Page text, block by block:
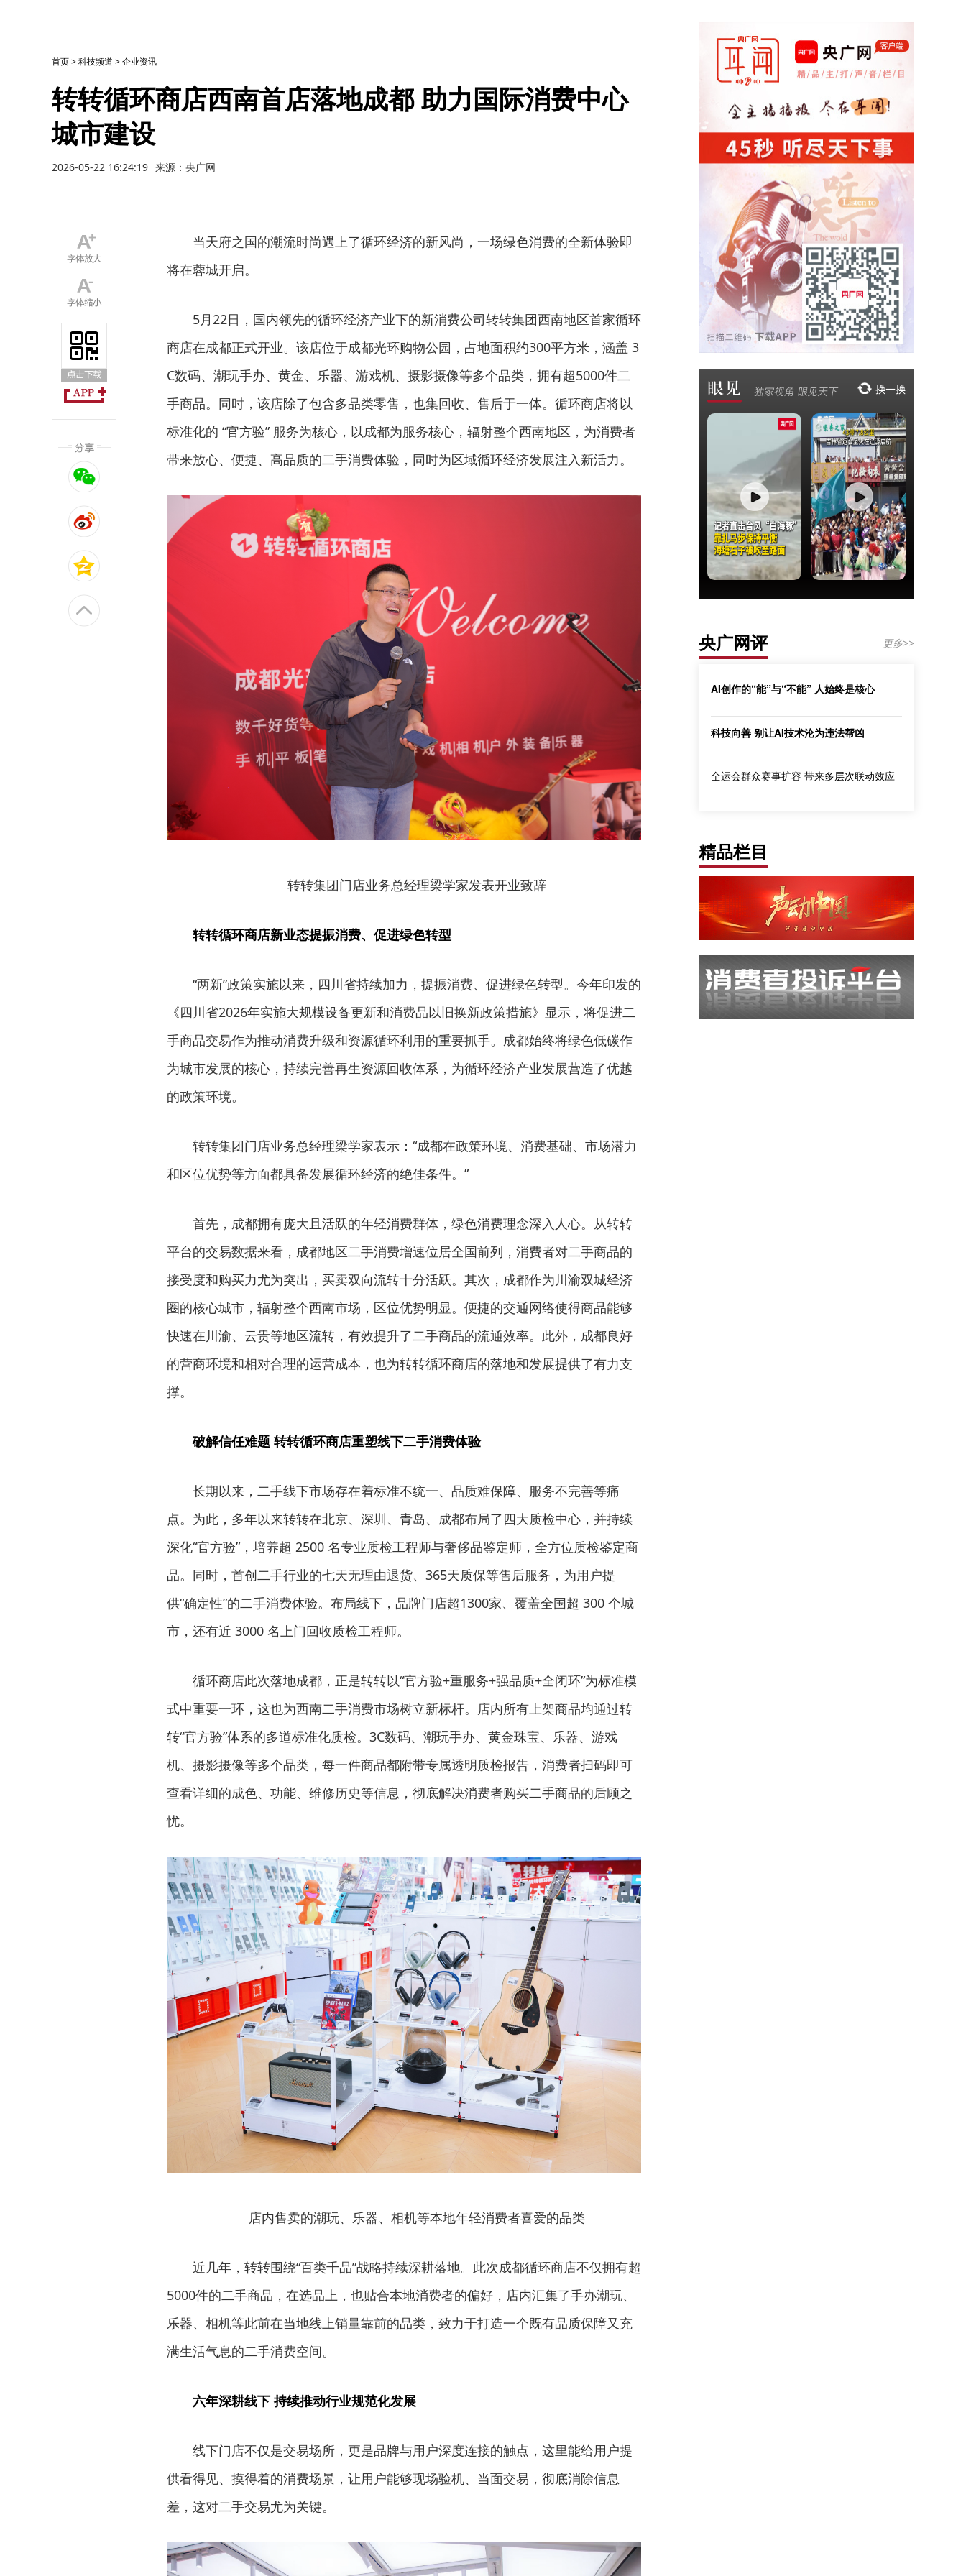
首页>科技频道 >企业资讯
转转循环商店西南首店落地成都 助力国际消费中心
城市建设
2026-05-22 16:24:19 来源：央广网
当天府之国的潮流时尚遇上了循环经济的新风尚，一场绿色消费的全新体验即
将在蓉城开启。
5月22日，国内领先的循环经济产业下的新消费公司转转集团西南地区首家循环
商店在成都正式开业。该店位于成都光环购物公园，占地面积约300平方米，涵盖 3
C数码、潮玩手办、黄金、乐器、游戏机、摄影摄像等多个品类，拥有超5000件二
手商品。同时，该店除了包含多品类零售，也集回收、售后于一体。循环商店将以
标准化的 “官方验” 服务为核心，以成都为服务核心，辐射整个西南地区，为消费者
带来放心、便捷、高品质的二手消费体验，同时为区域循环经济发展注入新活力。
转转集团门店业务总经理梁学家发表开业致辞
转转循环商店新业态提振消费、促进绿色转型
“两新”政策实施以来，四川省持续加力，提振消费、促进绿色转型。今年印发的
《四川省2026年实施大规模设备更新和消费品以旧换新政策措施》显示，将促进二
手商品交易作为推动消费升级和资源循环利用的重要抓手。成都始终将绿色低碳作
为城市发展的核心，持续完善再生资源回收体系，为循环经济产业发展营造了优越
的政策环境。
转转集团门店业务总经理梁学家表示：“成都在政策环境、消费基础、市场潜力
和区位优势等方面都具备发展循环经济的绝佳条件。”
首先，成都拥有庞大且活跃的年轻消费群体，绿色消费理念深入人心。从转转
平台的交易数据来看，成都地区二手消费增速位居全国前列，消费者对二手商品的
接受度和购买力尤为突出，买卖双向流转十分活跃。其次，成都作为川渝双城经济
圈的核心城市，辐射整个西南市场，区位优势明显。便捷的交通网络使得商品能够
快速在川渝、云贵等地区流转，有效提升了二手商品的流通效率。此外，成都良好
的营商环境和相对合理的运营成本，也为转转循环商店的落地和发展提供了有力支
撑。
破解信任难题 转转循环商店重塑线下二手消费体验
长期以来，二手线下市场存在着标准不统一、品质难保障、服务不完善等痛
点。为此，多年以来转转在北京、深圳、青岛、成都布局了四大质检中心，并持续
深化“官方验”，培养超 2500 名专业质检工程师与奢侈品鉴定师，全方位质检鉴定商
品。同时，首创二手行业的七天无理由退货、365天质保等售后服务，为用户提
供“确定性”的二手消费体验。布局线下，品牌门店超1300家、覆盖全国超 300 个城
市，还有近 3000 名上门回收质检工程师。
循环商店此次落地成都，正是转转以“官方验+重服务+强品质+全闭环”为标准模
式中重要一环，这也为西南二手消费市场树立新标杆。店内所有上架商品均通过转
转“官方验”体系的多道标准化质检。3C数码、潮玩手办、黄金珠宝、乐器、游戏
机、摄影摄像等多个品类，每一件商品都附带专属透明质检报告，消费者扫码即可
查看详细的成色、功能、维修历史等信息，彻底解决消费者购买二手商品的后顾之
忧。
店内售卖的潮玩、乐器、相机等本地年轻消费者喜爱的品类
近几年，转转围绕“百类千品”战略持续深耕落地。此次成都循环商店不仅拥有超
5000件的二手商品，在选品上，也贴合本地消费者的偏好，店内汇集了手办潮玩、
乐器、相机等此前在当地线上销量靠前的品类，致力于打造一个既有品质保障又充
满生活气息的二手消费空间。
六年深耕线下 持续推动行业规范化发展
线下门店不仅是交易场所，更是品牌与用户深度连接的触点，这里能给用户提
供看得见、摸得着的消费场景，让用户能够现场验机、当面交易，彻底消除信息
差，这对二手交易尤为关键。
央广网评 更多>>
AI创作的“能”与“不能” 人始终是核心
科技向善 别让AI技术沦为违法帮凶
全运会群众赛事扩容 带来多层次联动效应
精品栏目